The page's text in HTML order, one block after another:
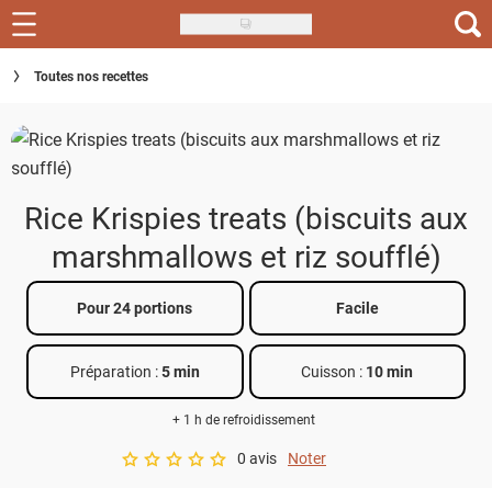
Skip
to
main
Recettes
Inspirations
Conseils
Menu de la semaine
Actus
Téléchargez l'app Saveurs Recettes
Index des recettes
Toutes nos recettes
Rice Krispies treats (biscuits aux
marshmallows et riz soufflé)
Pour 24 portions Facile
Préparation :5 min Cuisson : 10 min
+ 1 h de refroidissement
A star rating of 0 out of 5.
0 avis Noter